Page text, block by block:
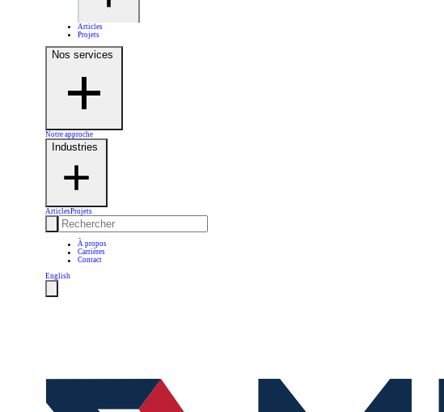
Articles
Projets
Nos services
Notre approche
Industries
ArticlesProjets
À propos
Carrières
Contact
English